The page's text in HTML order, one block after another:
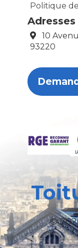
Politique
Adresses
10
93220
©